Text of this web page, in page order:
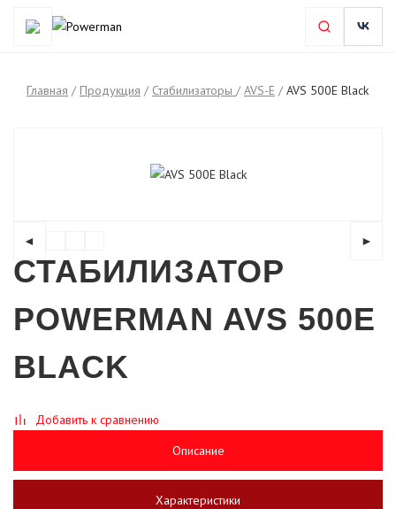
Главная / Продукция / Стабилизаторы / AVS-E / AVS 500E Black
◄ ►
СТАБИЛИЗАТОР
POWERMAN AVS 500E
BLACK
Добавить к сравнению
Описание
Характеристики